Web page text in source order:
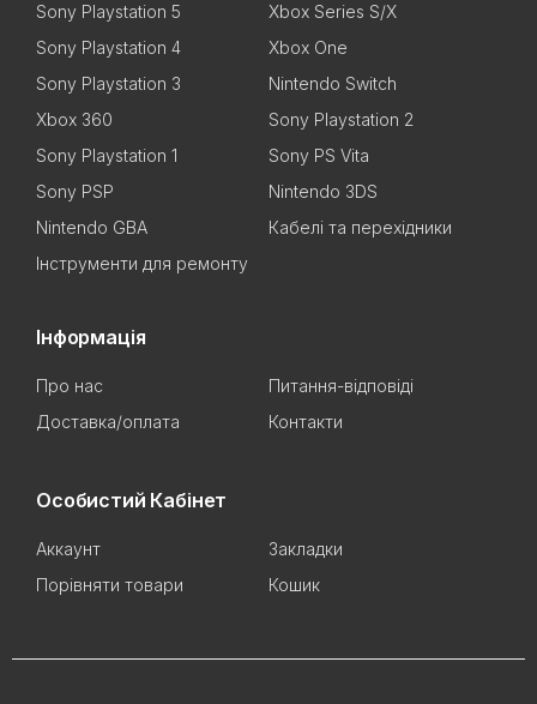
Sony Playstation 5
Xbox Series S/X
Sony Playstation 4
Xbox One
Sony Playstation 3
Nintendo Switch
Xbox 360
Sony Playstation 2
Sony Playstation 1
Sony PS Vita
Sony PSP
Nintendo 3DS
Nintendo GBA
Кабелі та перехідники
Інструменти для ремонту
Інформація
Про нас
Питання-відповіді
Доставка/оплата
Контакти
Особистий Кабінет
Аккаунт
Закладки
Порівняти товари
Кошик